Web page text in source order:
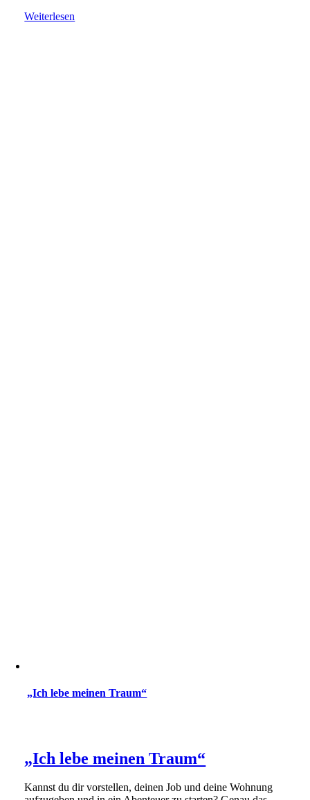
Weiterlesen
„Ich lebe meinen Traum“
„Ich lebe meinen Traum“
Kannst du dir vorstellen, deinen Job und deine Wohnung